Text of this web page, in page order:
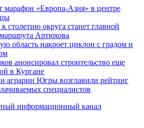
марафон «Европа-Азия» в центре
столетию округа станет главной
Артюхова
область накроет циклон с градом и
анонсировал строительство еще
в Кургане
аграрии Югры возглавили рейтинг
специалистов
информационный канал